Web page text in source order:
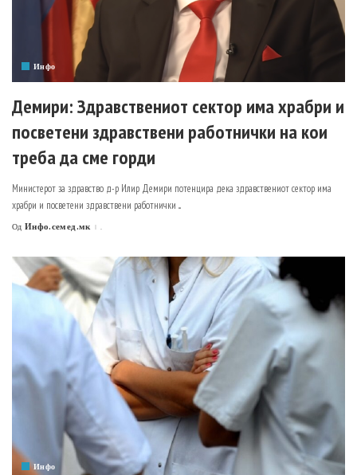
Инфо
Демири: Здравствениот сектор има храбри и
посветени здравствени работнички на кои
треба да сме горди
Министерот за здравство д-р Илир Демири потенцира дека здравствениот сектор има
храбри и посветени здравствени работнички ...
Posted
Од Инфо.семед.мк .
Инфо